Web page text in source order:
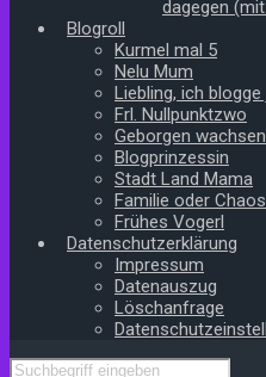
dagegen
Blogroll
Kurmel mal 5
Nelu Mum
Liebling, ich
Frl. Nullpunktzwo
Geborgen wachsen
Blogprinzessin
Stadt Land Mama
Familie oder
Frühes Vogerl
Datenschutzerklärung
Impressum
Datenauszug
Löschanfrage